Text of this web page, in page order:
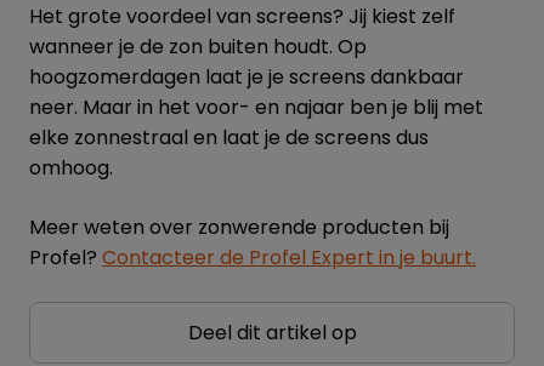
Het grote voordeel van screens? Jij kiest zelf
wanneer je de zon buiten houdt. Op
hoogzomerdagen laat je je screens dankbaar
neer. Maar in het voor- en najaar ben je blij met
elke zonnestraal en laat je de screens dus
omhoog.
Meer weten over zonwerende producten bij
Profel? Contacteer de Profel Expert in je buurt.
Deel dit artikel op